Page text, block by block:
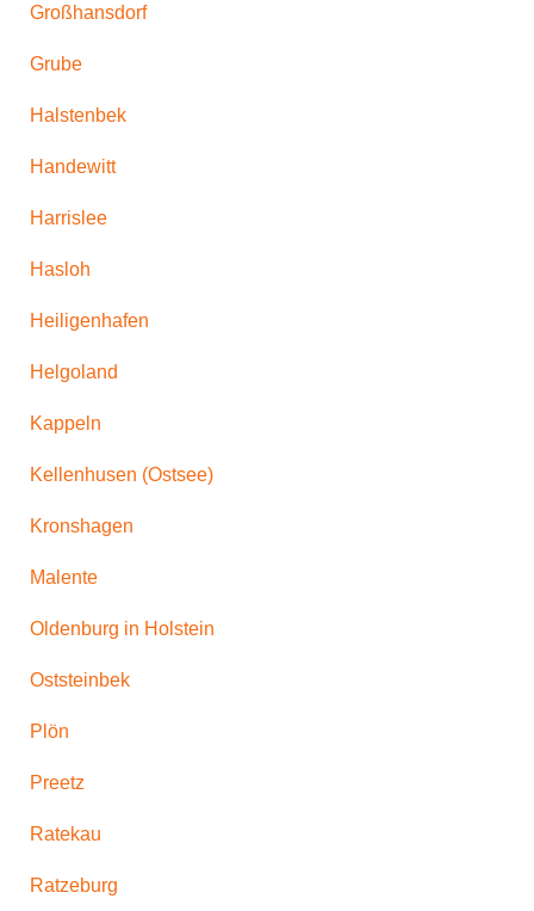
Großhansdorf
Grube
Halstenbek
Handewitt
Harrislee
Hasloh
Heiligenhafen
Helgoland
Kappeln
Kellenhusen (Ostsee)
Kronshagen
Malente
Oldenburg in Holstein
Oststeinbek
Plön
Preetz
Ratekau
Ratzeburg